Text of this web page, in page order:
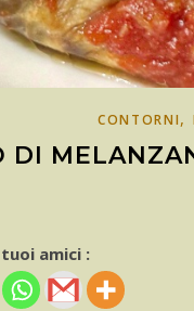
CONTORNI,
DI
amici :